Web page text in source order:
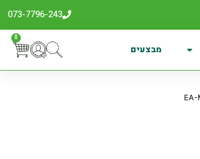
073-7796-243
מבצעים
0